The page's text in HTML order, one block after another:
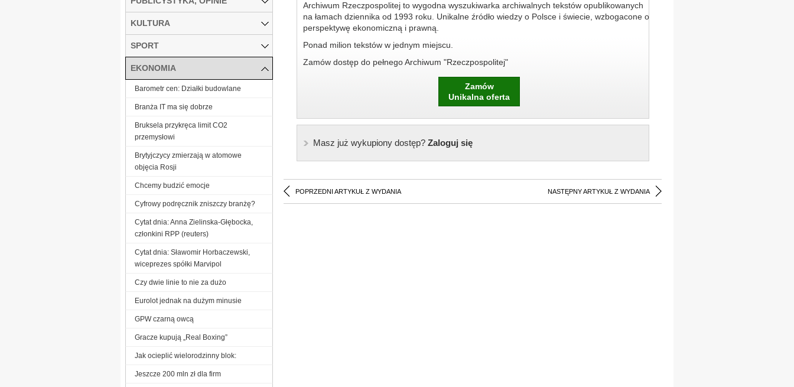
Archiwum Rzeczpospolitej to wygodna wyszukiwarka archiwalnych tekstów opublikowanych
na łamach dziennika od 1993 roku. Unikalne źródło wiedzy o Polsce i świecie, wzbogacone o
perspektywę ekonomiczną i prawną.
Ponad milion tekstów w jednym miejscu.
Zamów dostęp do pełnego Archiwum "Rzeczpospolitej"
Zamów
Unikalna oferta
Masz już wykupiony dostęp?Zaloguj się
POPRZEDNI ARTYKUŁ Z WYDANIA NASTĘPNY ARTYKUŁ Z WYDANIA
KULTURA
SPORT
EKONOMIA
Barometr cen: Działki budowlane
Branża IT ma się dobrze
Bruksela przykręca limit CO2
przemysłowi
Brytyjczycy zmierzają w atomowe
objęcia Rosji
Chcemy budzić emocje
Cyfrowy podręcznik zniszczy branżę?
Cytat dnia: Anna Zielinska-Głębocka,
członkini RPP (reuters)
Cytat dnia: Sławomir Horbaczewski,
wiceprezes spółki Marvipol
Czy dwie linie to nie za dużo
Eurolot jednak na dużym minusie
GPW czarną owcą
Gracze kupują „Real Boxing”
Jak ocieplić wielorodzinny blok:
Jeszcze 200 mln zł dla firm